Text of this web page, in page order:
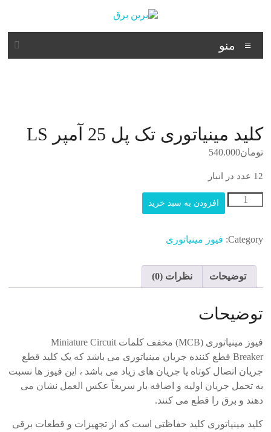
محتوا
برین
برق
منو
کلید مینیاتوری تک پل 25 آمپر LS
تومان540.000
12 عدد در انبار
مینیاتوری
25
افزودن به سبد خرید
Category: فیوز مینیاتوری
توضیحات نظرات (0)
توضیحات
فیوز مینیاتوری(MCB) مخفف کلماتMiniature Circuit
Breaker قطع کننده جریان مینیاتوری می باشد که یک کلید قطع
جریان اتصال کوتاه یا جریان های زیاد می باشد ، این فیوز ها نسبت
به تحمل جریان اولیه و اضافه بار سریعاً عکس العمل نشان می
دهند و برق را قطع می کنند.
کلید مینیاتوری کلید حفاظتی است که از تجهیزات و قطعات برقی